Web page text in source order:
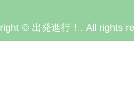
© 出発進行！. All rights